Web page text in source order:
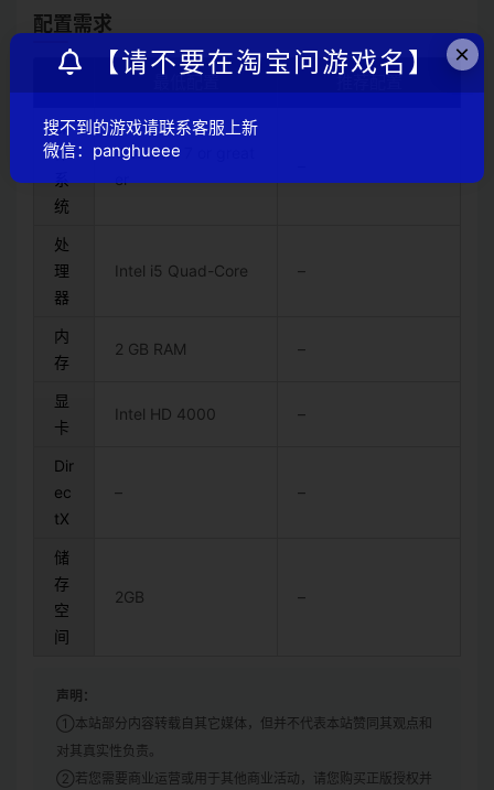
配置需求
操
作
系
统
Windows 7 or great
er
处
理
器
Intel i5 Quad-Core –
内
存
2 GB RAM –
显
卡
Intel HD 4000 –
Dir
ec
tX
– –
储
存
空
间
2GB –
声明：
①本站部分内容转载自其它媒体，但并不代表本站赞同其观点和
对其真实性负责。
②若您需要商业运营或用于其他商业活动，请您购买正版授权并
×
【请不要在淘宝问游戏名】
搜不到的游戏请联系客服上新
微信：panghueee